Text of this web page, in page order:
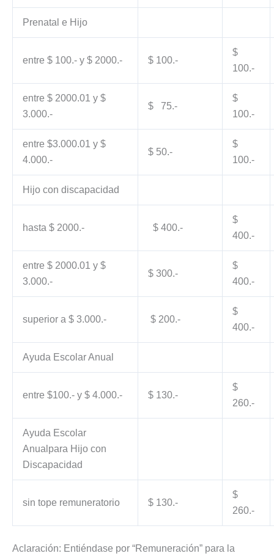
Prenatal e Hijo
entre $ 100.- y $ 2000.- $ 100.-
$
100.-
entre $ 2000.01 y $
3.000.-
$ 75.-
$
100.-
entre $3.000.01 y $
4.000.-
$ 50.-
$
100.-
Hijo con discapacidad
hasta $ 2000.- $ 400.-
$
400.-
entre $ 2000.01 y $
3.000.-
$ 300.-
$
400.-
superior a $ 3.000.- $ 200.-
$
400.-
Ayuda Escolar Anual
entre $100.- y $ 4.000.- $ 130.-
$
260.-
Ayuda Escolar
Anualpara Hijo con
Discapacidad
sin tope remuneratorio $ 130.-
$
260.-
Aclaración: Entiéndase por “Remuneración” para la